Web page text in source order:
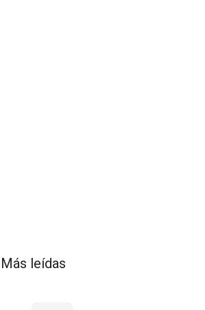
Más leídas